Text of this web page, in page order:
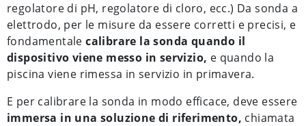
regolatore di pH, regolatore di cloro, ecc.) Da sonda a
elettrodo, per le misure da essere corretti e precisi, e
fondamentalecalibrare la sonda quando il
dispositivo viene messo in servizio, e quando la
piscina viene rimessa in servizio in primavera.
E per calibrare la sonda in modo efficace, deve essere
immersa in una soluzione di riferimento, chiamata